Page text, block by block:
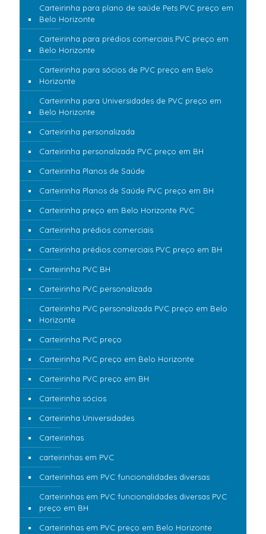
Carteirinha para plano de saúde Pets PVC preço em
Belo Horizonte
Carteirinha para prédios comerciais PVC preço em
Belo Horizonte
Carteirinha para sócios de PVC preço em Belo
Horizonte
Carteirinha para Universidades de PVC preço em
Belo Horizonte
Carteirinha personalizada
Carteirinha personalizada PVC preço em BH
Carteirinha Planos de Saúde
Carteirinha Planos de Saúde PVC preço em BH
Carteirinha preço em Belo Horizonte PVC
Carteirinha prédios comerciais
Carteirinha prédios comerciais PVC preço em BH
Carteirinha PVC BH
Carteirinha PVC personalizada
Carteirinha PVC personalizada PVC preço em Belo
Horizonte
Carteirinha PVC preço
Carteirinha PVC preço em Belo Horizonte
Carteirinha PVC preço em BH
Carteirinha sócios
Carteirinha Universidades
Carteirinhas
carteirinhas em PVC
Carteirinhas em PVC funcionalidades diversas
Carteirinhas em PVC funcionalidades diversas PVC
preço em BH
Carteirinhas em PVC preço em Belo Horizonte